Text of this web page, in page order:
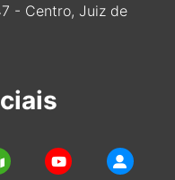
- Centro, Juiz de